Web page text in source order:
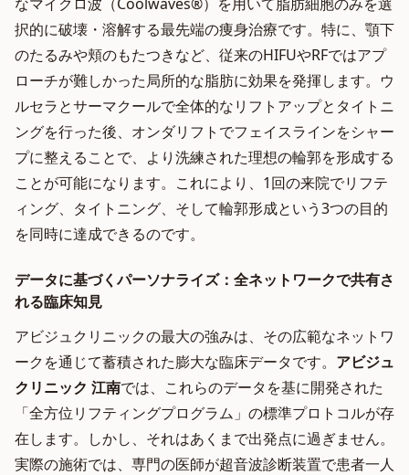
択的に破壊・溶解する最先端の痩身治療です。特に、顎下
のたるみや頬のもたつきなど、従来のHIFUやRFではアプ
ローチが難しかった局所的な脂肪に効果を発揮します。ウ
ルセラとサーマクールで全体的なリフトアップとタイトニ
ングを行った後、オンダリフトでフェイスラインをシャー
プに整えることで、より洗練された理想の輪郭を形成する
ことが可能になります。これにより、1回の来院でリフテ
ィング、タイトニング、そして輪郭形成という3つの目的
を同時に達成できるのです。
データに基づくパーソナライズ：全ネットワークで共有さ
れる臨床知見
アビジュクリニックの最大の強みは、その広範なネットワ
ークを通じて蓄積された膨大な臨床データです。 アビジュ
クリニック 江南では、これらのデータを基に開発された
「全方位リフティングプログラム」の標準プロトコルが存
在します。しかし、それはあくまで出発点に過ぎません。
実際の施術では、専門の医師が超音波診断装置で患者一人